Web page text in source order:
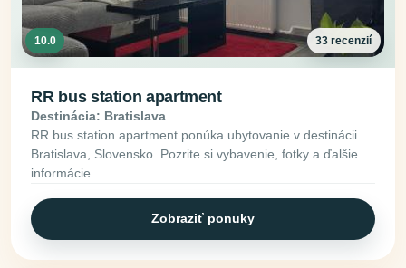
10.0 33 recenzií
RR bus station apartment
Destinácia: Bratislava
RR bus station apartment ponúka ubytovanie v destinácii
Bratislava, Slovensko. Pozrite si vybavenie, fotky a ďalšie
informácie.
Zobraziť ponuky